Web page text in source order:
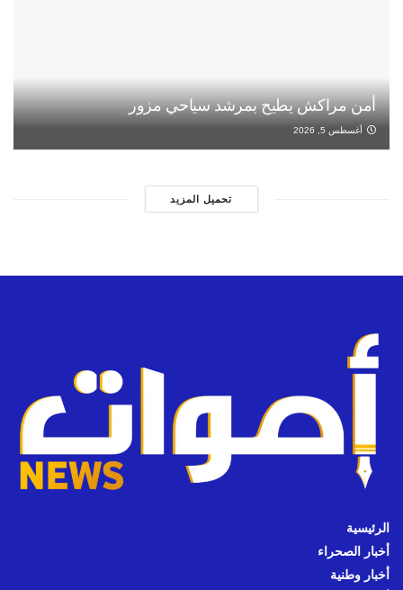
أمن مراكش يطيح بمرشد سياحي مزور
أغسطس 5, 2026
تحميل المزيد
الرئيسية
أخبار الصحراء
أخبار وطنية